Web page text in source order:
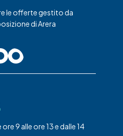
le offerte gestito da
di Arera
9 alle ore 13 e dalle 14